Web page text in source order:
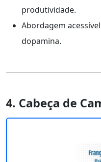
produtividade.
Abordagem
dopamina.
4. Cabeça de